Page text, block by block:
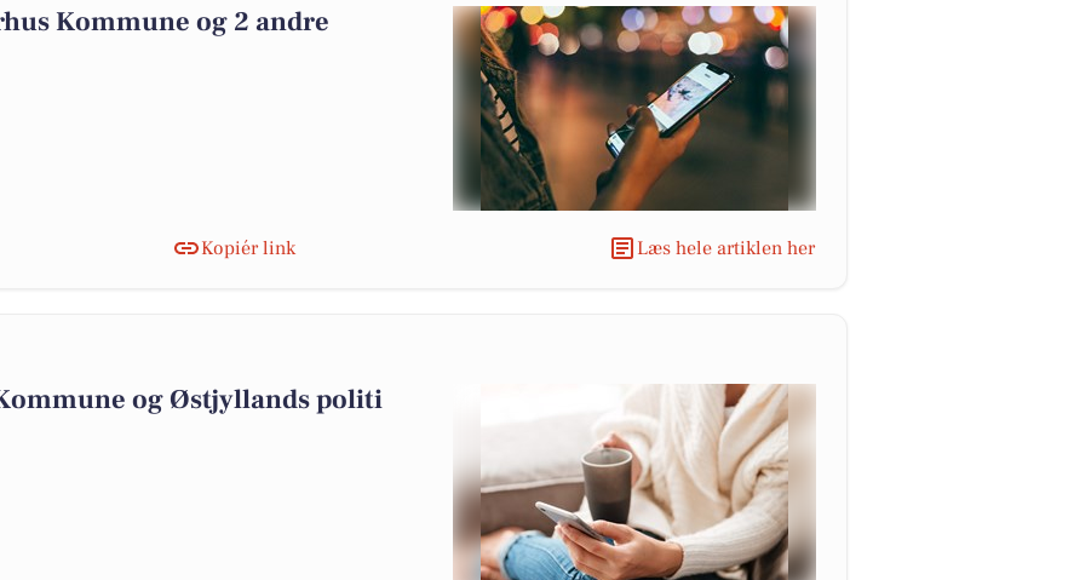
Kommune og 2 andre
Kopiér link Læs hele artiklen her
og Østjyllands politi